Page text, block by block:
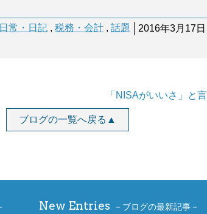
2016年3月17
日常・日記 , 税務・会計 , 話題
「NISAがいいさ」と
ブログの一覧へ戻る▲
New Entries ブログの最新記事